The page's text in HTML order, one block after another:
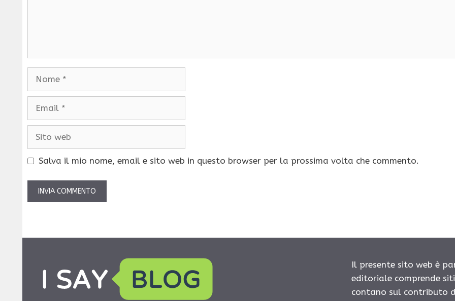
Salva il mio nome, email e sito web in questo browser per la prossima volta che commento.
Il presente sito web è
editoriale comprende
contano sul contributo